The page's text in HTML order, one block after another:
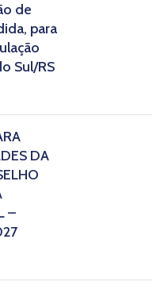
de
para
Sul/RS
DA
–